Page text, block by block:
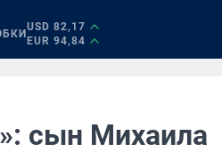
USD 82,17
EUR 94,84
сын Михаила